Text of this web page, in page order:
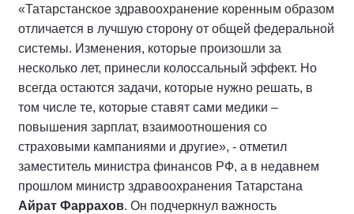
«Татарстанское здравоохранение коренным образом
отличается в лучшую сторону от общей федеральной
системы. Изменения, которые произошли за
несколько лет, принесли колоссальный эффект. Но
всегда остаются задачи, которые нужно решать, в
том числе те, которые ставят сами медики –
повышения зарплат, взаимоотношения со
страховыми кампаниями и другие», - отметил
заместитель министра финансов РФ, а в недавнем
прошлом министр здравоохранения Татарстана
Айрат Фаррахов. Он подчеркнул важность